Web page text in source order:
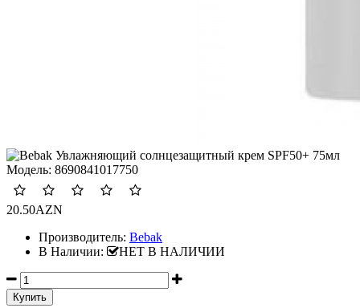
Модель: 8690841017750
20.50AZN
Производитель: Bebak
В Наличии:
НЕТ В НАЛИЧИИ